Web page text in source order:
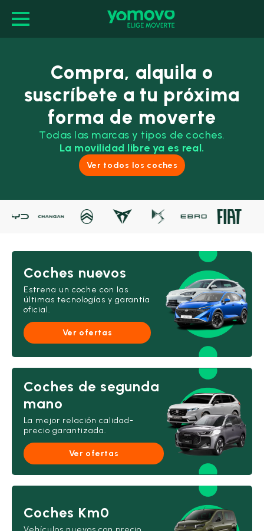
Compra, alquila o
suscríbete a tu próxima
forma de moverte
Todas las marcas y tipos de coches.
La movilidad libre ya es real.
Ver todos los coches
Coches nuevos
Estrena un coche con las
últimas tecnologías y garantía
oficial.
Ver ofertas
Coches de segunda
mano
La mejor relación calidad-
precio garantizada.
Ver ofertas
Coches Km0